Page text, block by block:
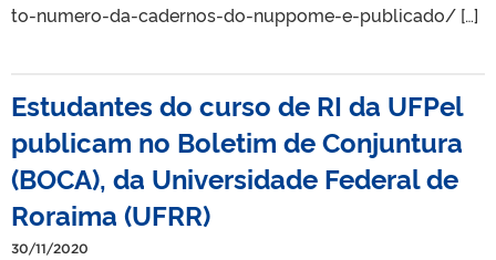
to-numero-da-cadernos-do-nuppome-e-publicado/ […]
Estudantes do curso de RI da UFPel
publicam no Boletim de Conjuntura
(BOCA), da Universidade Federal de
Roraima (UFRR)
30/11/2020